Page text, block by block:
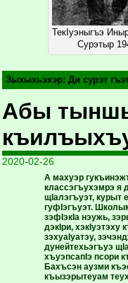
ТекIуэныгъэ
Сурэтыр
Зыхыхьэхэр:Ди сурэт
Абы
2020-02-26
А махуэр
классэгъухэмрэ я
щIалэгъуэт, курыт
гуфIэгъуэт.
зэфIэкIа нэужь,
дэкIри, хэкIуэтэху
зэхуаIуатэу,
дунейтехьэгъуэ
хъуэпсапIэ псори
Бахъсэн аузми
къызэрытеуам